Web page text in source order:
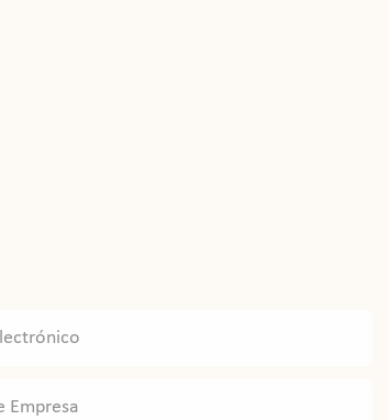
Empresa